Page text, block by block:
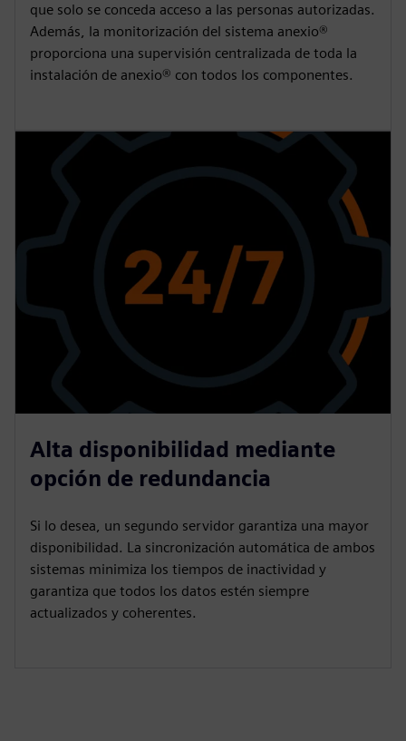
que solo se conceda acceso a las personas autorizadas.
Además, la monitorización del sistema anexio®
proporciona una supervisión centralizada de toda la
instalación de anexio® con todos los componentes.
Alta disponibilidad mediante
opción de redundancia
Si lo desea, un segundo servidor garantiza una mayor
disponibilidad. La sincronización automática de ambos
sistemas minimiza los tiempos de inactividad y
garantiza que todos los datos estén siempre
actualizados y coherentes.